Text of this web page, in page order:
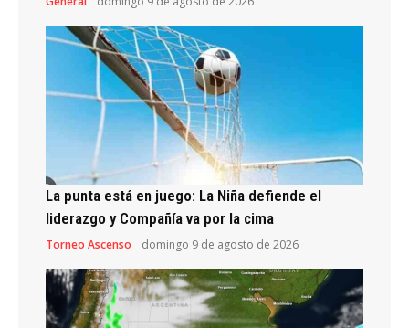
La punta está en juego: La Niña defiende el
liderazgo y Compañía va por la cima
Torneo Ascenso domingo 9 de agosto de 2026